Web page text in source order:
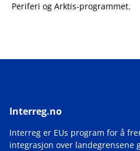
Periferi og Arktis-programmet.
Interreg.no
Interreg er EUs program for å
integrasjon over landegrensene